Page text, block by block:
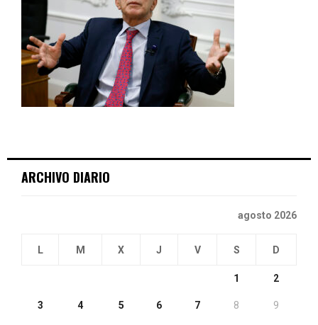
ARCHIVO DIARIO
agosto 2026
L M X J V S D
1 2
3 4 5 6 7 8 9